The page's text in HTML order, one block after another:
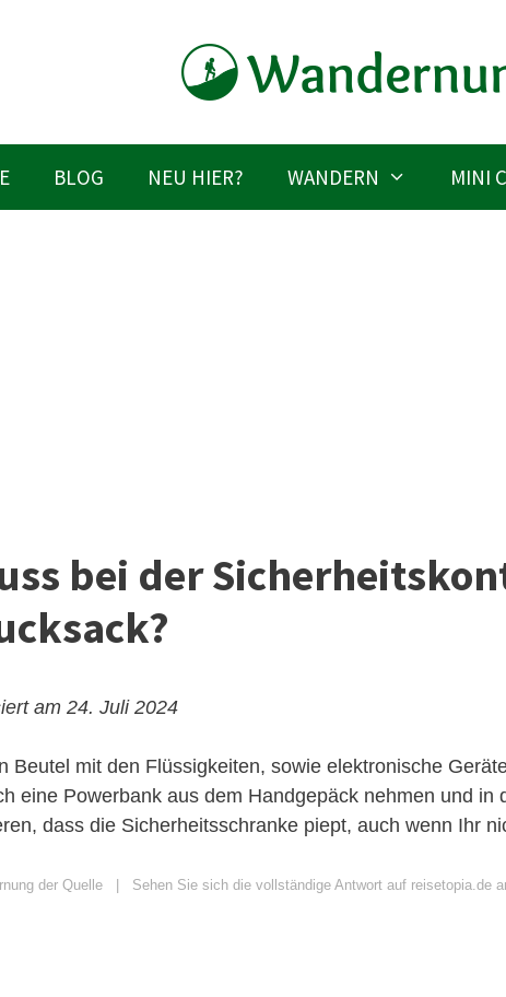
BLOG NEU HIER? WANDERN MINI
bei der
am 24. Juli 2024
Beutel mit den Flüssigkeiten, sowie elektronische
eine Powerbank aus dem Handgepäck nehmen und in
dass die Sicherheitsschranke piept, auch wenn Ihr
der Quelle Sehen Sie sich die vollständige Antwort auf reisetopia.de